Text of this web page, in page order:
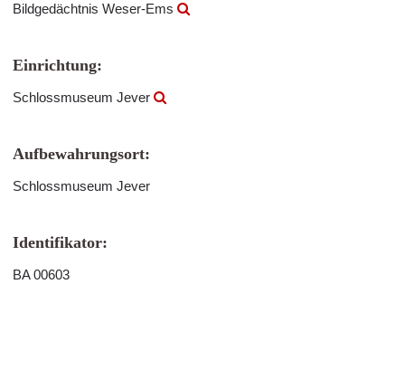
Bildgedächtnis Weser-Ems
Einrichtung:
Schlossmuseum Jever
Aufbewahrungsort:
Schlossmuseum Jever
Identifikator:
BA 00603